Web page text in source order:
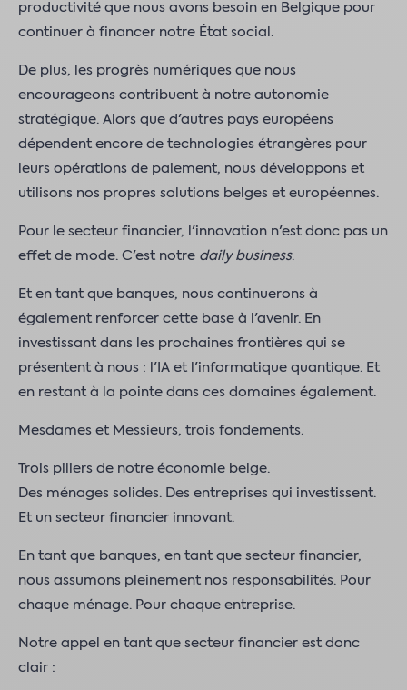
productivité que nous avons besoin en Belgique pour
continuer à financer notre État social.
De plus, les progrès numériques que nous
encourageons contribuent à notre autonomie
stratégique. Alors que d'autres pays européens
dépendent encore de technologies étrangères pour
leurs opérations de paiement, nous développons et
utilisons nos propres solutions belges et européennes.
Pour le secteur financier, l'innovation n'est donc pas un
effet de mode. C'est notre daily business.
Et en tant que banques, nous continuerons à
également renforcer cette base à l'avenir. En
investissant dans les prochaines frontières qui se
présentent à nous : l'IA et l'informatique quantique. Et
en restant à la pointe dans ces domaines également.
Mesdames et Messieurs, trois fondements.
Trois piliers de notre économie belge.
Des ménages solides. Des entreprises qui investissent.
Et un secteur financier innovant.
En tant que banques, en tant que secteur financier,
nous assumons pleinement nos responsabilités. Pour
chaque ménage. Pour chaque entreprise.
Notre appel en tant que secteur financier est donc
clair :